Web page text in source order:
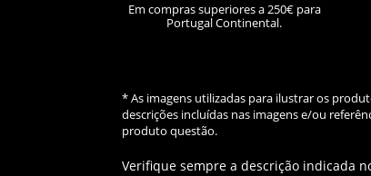
Em compras superiores a 250€ para
Portugal Continental.
* As imagens utilizadas para ilustrar os
descrições incluídas nas imagens e/ou
produto questão.
Verifique sempre a descrição indicada